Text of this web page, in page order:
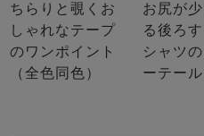
ちらりと覗くお
しゃれなテープ
のワンポイント
（全色同色）
お尻が
る後ろす
シャツ
ーテー